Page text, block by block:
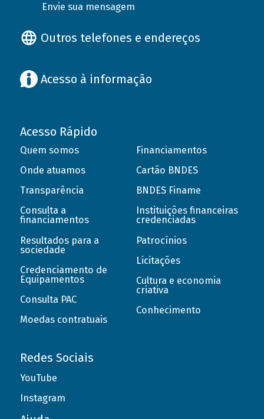
Envie sua mensagem
Outros telefones e endereços
Acesso à informação
Acesso Rápido
Quem somos
Onde atuamos
Transparência
Consulta a
financiamentos
Resultados para a
sociedade
Credenciamento de
Equipamentos
Consulta PAC
Moedas contratuais
Financiamentos
Cartão BNDES
BNDES Finame
Instituições financeiras
credenciadas
Patrocínios
Licitações
Cultura e economia
criativa
Conhecimento
Redes Sociais
YouTube
Instagram